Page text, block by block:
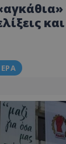
από την